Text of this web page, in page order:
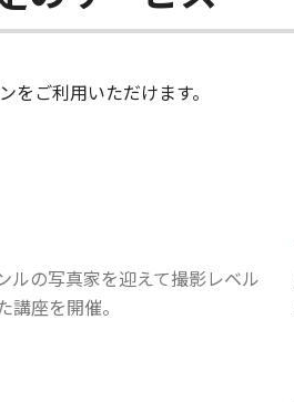
をご利用いただけます。
ルの写真家を迎えて撮影レベル
講座を開催。